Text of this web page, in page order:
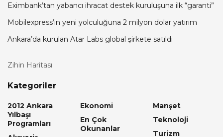
Eximbank’tan yabancı ihracat destek kuruluşuna ilk “garanti”
Mobilexpress’in yeni yolculuğuna 2 milyon dolar yatırım
Ankara’da kurulan Atar Labs global şirkete satıldı
Zihin Haritası
Kategoriler
2012 Ankara
Yılbaşı
Programları
Ekonomi
En Çok
Okunanlar
Manşet
Teknoloji
Turizm